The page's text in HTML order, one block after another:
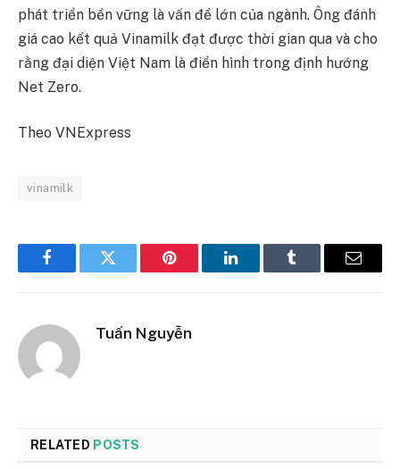
phát triển bền vững là vấn đề lớn của ngành. Ông đánh
giá cao kết quả Vinamilk đạt được thời gian qua và cho
rằng đại diện Việt Nam là điển hình trong định hướng
Net Zero.
Theo VNExpress
vinamilk
FacebookTwitter Pinterest LinkedInTumblr Email
Tuấn Nguyễn
RELATED POSTS